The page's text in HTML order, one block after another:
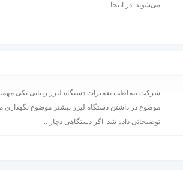
می‌شوند. در اینجا ...
شرکت نیماطب تعمیرات دستگاه لیزر زیبایی یکی
موضوع در داشتن دستگاه لیزر بیشتر موضوع نگهداری
توضیحاتی داده شد. اگر دستگاهی دچار ...